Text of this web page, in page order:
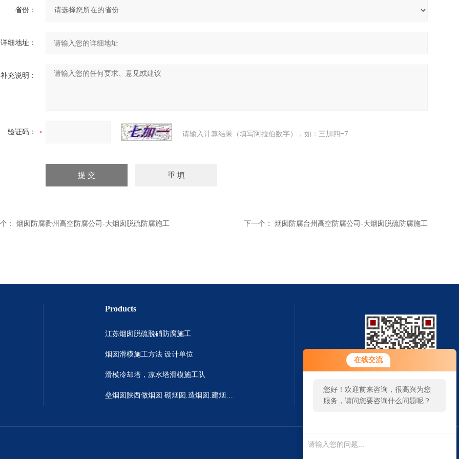
在线交流
您好！欢迎前来咨询，很高兴为您
服务，请问您要咨询什么问题呢？
您好，看您停留很久了，是否找到
了需求产品，您可以直接在线与我
省份：
详细地址：
补充说明：
验证码： 请输入计算结果（填写阿拉伯数字），如：三加四=7
： 烟囱防腐衢州高空防腐公司-大烟囱脱硫防腐施工 下一个： 烟囱防腐台州高空防腐公司-大烟囱脱硫防腐施工
Products
江苏烟囱脱硫脱硝防腐施工
烟囱滑模施工方法 设计单位
滑模冷却塔，凉水塔滑模施工队
垒烟囱陕西做烟囱 砌烟囱.造烟囱.建烟囱公司 扫一扫 微信咨询